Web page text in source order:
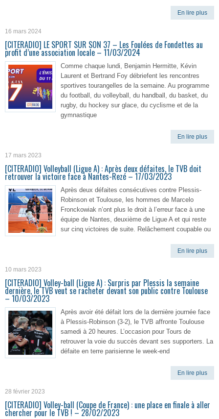
En lire plus
16 mars 2024
[CITERADIO] LE SPORT SUR SON 37 – Les Foulées de Fondettes au
profit d’une association locale – 11/03/2024
Comme chaque lundi, Benjamin Hermitte, Kévin
Laurent et Bertrand Foy débriefent les rencontres
sportives tourangelles de la semaine. Au programme
du football, du volleyball, du handball, du basket, du
rugby, du hockey sur glace, du cyclisme et de la
gymnastique
En lire plus
17 mars 2023
[CITERADIO] Volleyball (Ligue A) : Après deux défaites, le TVB doit
retrouver la victoire face à Nantes-Rezé – 17/03/2023
Après deux défaites consécutives contre Plessis-
Robinson et Toulouse, les hommes de Marcelo
Fronckowiak n’ont plus le droit à l’erreur face à une
équipe de Nantes, deuxième de Ligue A et qui reste
sur cinq victoires de suite. Relâchement coupable ou
En lire plus
10 mars 2023
[CITERADIO] Volley-ball (Ligue A) : Surpris par Plessis la semaine
dernière, le TVB veut se racheter devant son public contre Toulouse
– 10/03/2023
Après avoir été défait lors de la dernière journée face
à Plessis-Robinson (3-2), le TVB affronte Toulouse
samedi à 20 heures. L’occasion pour Tours de
retrouver la voie du succès devant ses supporters. La
défaite en terre parisienne le week-end
En lire plus
28 février 2023
[CITERADIO] Volley-ball (Coupe de France) : une place en finale à aller
chercher pour le TVB ! – 28/02/2023